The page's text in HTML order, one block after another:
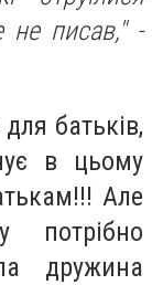
не писав," -
батьків,
в цьому
Але
дружина